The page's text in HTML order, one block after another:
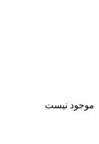
موجود نیست